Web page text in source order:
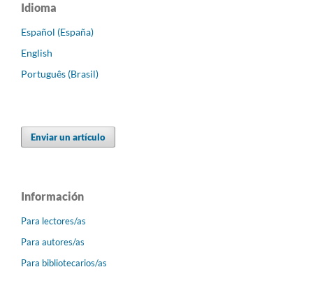
Idioma
Español (España)
English
Português (Brasil)
Enviar un artículo
Información
Para lectores/as
Para autores/as
Para bibliotecarios/as